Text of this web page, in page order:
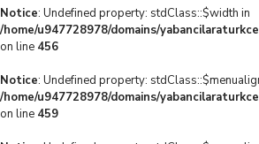
Notice: Undefined property: stdClass::$width in
/home/u947728978/domains/
on line 456
Notice: Undefined property:
/home/u947728978/domains/
on line 459